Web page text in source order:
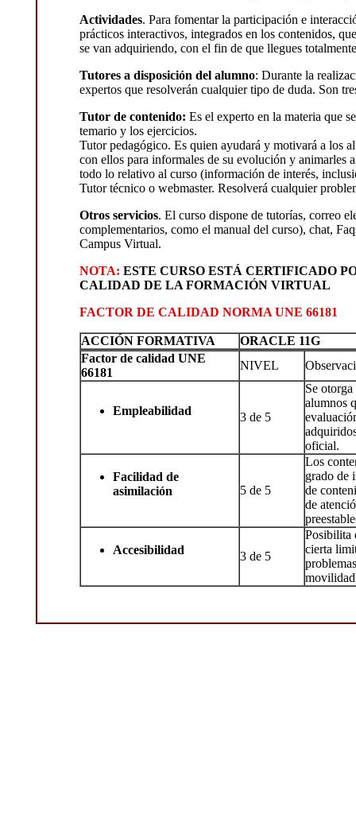
Actividades. Para fomentar la participación e
prácticos interactivos, integrados en los contenidos,
se van adquiriendo, con el fin de que llegues
Tutores a disposición del alumno: Durante la
expertos que resolverán cualquier tipo de duda. Son
Tutor de contenido: Es el experto en la materia que
temario y los ejercicios.
Tutor pedagógico. Es quien ayudará y motivará a los
con ellos para informales de su evolución y
todo lo relativo al curso (información de interés,
Tutor técnico o webmaster. Resolverá cualquier
Otros servicios. El curso dispone de tutorías, correo
complementarios, como el manual del curso), chat,
Campus Virtual.
NOTA: ESTE CURSO ESTÁ CERTIFICADO
CALIDAD DE LA FORMACIÓN VIRTUAL
FACTOR DE CALIDAD NORMA UNE 66181
ACCIÓN FORMATIVA
ORACLE 11G
Factor de calidad UNE
66181
NIVEL
Empleabilidad 3 de 5
Se
alumnos
oficial.
Facilidad de
asimilación
5 de 5
Los
grado de
de
de
Accesibilidad 3 de 5
Posibilita
cierta